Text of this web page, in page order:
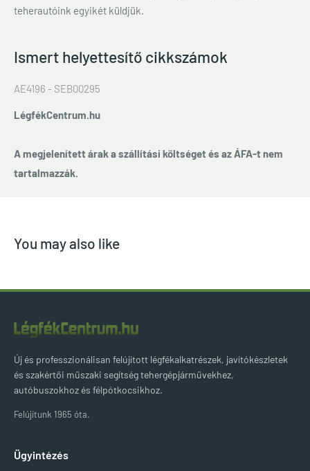
teherautóink egyikét küldjük.
Ismert helyettesítő cikkszámok
AE4196 - SEB00295
LégfékCentrum.hu
A megjelenített árak a szállítási költséget és az ÁFA-t nem
tartalmazzák.
You may also like
Új és professzionálisan felújított légfékalkatrészek, javítókészletek
és szakértői műszaki segítség tehergépjárművekhez,
autóbuszokhoz és félpótkocsikhoz.
Felújítunk 1965 óta.
Ügyintézés